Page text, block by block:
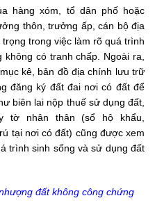
hàng xóm, tổ dân phố hoặc
thôn, trưởng ấp, cán bộ địa
trong việc làm rõ quá trình
có tranh chấp. Ngoài ra,
kê, bản đồ địa chính lưu trữ
đăng ký đất đai nơi có đất để
biên lai nộp thuế sử dụng đất,
tờ nhân thân (sổ hộ khẩu,
tại nơi có đất) cũng được xem
trình sinh sống và sử dụng đất
đất không công chứng